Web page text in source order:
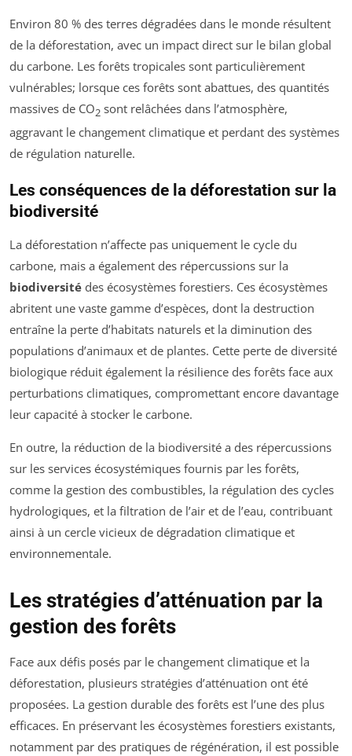
Environ 80 % des terres dégradées dans le monde résultent
de la déforestation, avec un impact direct sur le bilan global
du carbone. Les forêts tropicales sont particulièrement
vulnérables; lorsque ces forêts sont abattues, des quantités
massives de CO2 sont relâchées dans l’atmosphère,
aggravant le changement climatique et perdant des systèmes
de régulation naturelle.
Les conséquences de la déforestation sur la
biodiversité
La déforestation n’affecte pas uniquement le cycle du
carbone, mais a également des répercussions sur la
biodiversité des écosystèmes forestiers. Ces écosystèmes
abritent une vaste gamme d’espèces, dont la destruction
entraîne la perte d’habitats naturels et la diminution des
populations d’animaux et de plantes. Cette perte de diversité
biologique réduit également la résilience des forêts face aux
perturbations climatiques, compromettant encore davantage
leur capacité à stocker le carbone.
En outre, la réduction de la biodiversité a des répercussions
sur les services écosystémiques fournis par les forêts,
comme la gestion des combustibles, la régulation des cycles
hydrologiques, et la filtration de l’air et de l’eau, contribuant
ainsi à un cercle vicieux de dégradation climatique et
environnementale.
Les stratégies d’atténuation par la
gestion des forêts
Face aux défis posés par le changement climatique et la
déforestation, plusieurs stratégies d’atténuation ont été
proposées. La gestion durable des forêts est l’une des plus
efficaces. En préservant les écosystèmes forestiers existants,
notamment par des pratiques de régénération, il est possible